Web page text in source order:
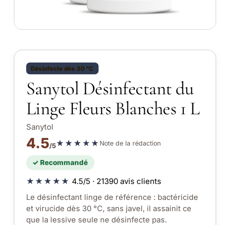
Désinfecte dès 30 °C
Sanytol Désinfectant du
Linge Fleurs Blanches 1 L
Sanytol
4.5/5★★★★★ Note de la rédaction
✓ Recommandé
★★★★★ 4.5/5 · 21390 avis clients
Le désinfectant linge de référence : bactéricide
et virucide dès 30 °C, sans javel, il assainit ce
que la lessive seule ne désinfecte pas.